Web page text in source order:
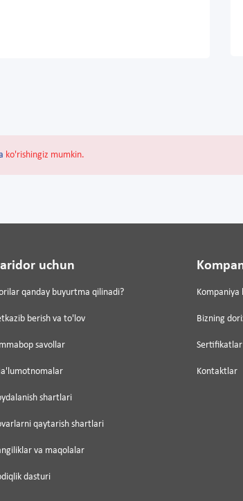
ko'rishingiz mumkin.
uchun
qanday buyurtma qilinadi?
berish va to'lov
savollar
shartlari
qaytarish shartlari
va maqolalar
dasturi
Kompaniya
Bizning
Sertifikatlar
Kontaktlar